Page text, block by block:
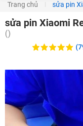
Trang chủ sửa pin
sửa pin Xiaomi
()